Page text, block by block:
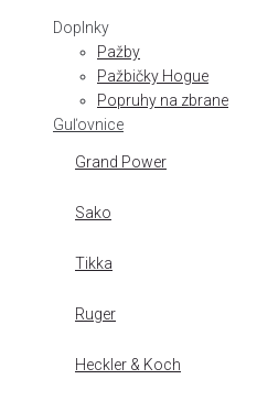
Doplnky
Pažby
Pažbičky Hogue
Popruhy na zbrane
Guľovnice
Grand Power
Sako
Tikka
Ruger
Heckler & Koch